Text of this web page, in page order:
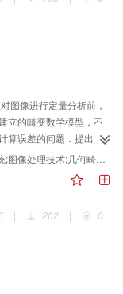
图像进行定量分析前，
立的畸变数学模型，不
算误差的问题．提出了
图像处理技术从一标
为网络输入来对神经网
像与非畸变图像之间的
正方法进行了实验，
成功地用于焊接机器人
关系;图像畸变;校正效果;摄像机;计算量;样本;训练;实验;数值
| 202 | 0